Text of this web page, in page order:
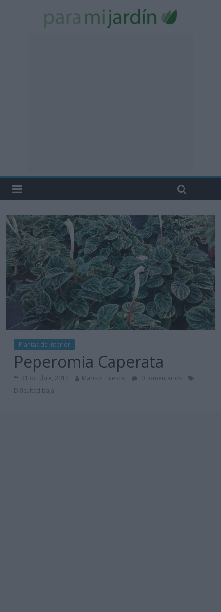
Plantas de interior
Peperomia Caperata
31 octubre, 2017 Marisol Huesca
0 comentarios
Dificultad baja